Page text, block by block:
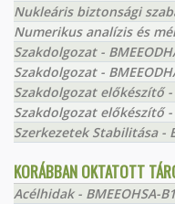
Nukleáris biztonsági
Numerikus analízis és
Szakdolgozat -
Szakdolgozat -
Szakdolgozat előkészítő -
Szakdolgozat előkészítő -
Szerkezetek Stabilitása -
KORÁBBAN OKTATOTT
Acélhidak - BMEEOHSA-B1